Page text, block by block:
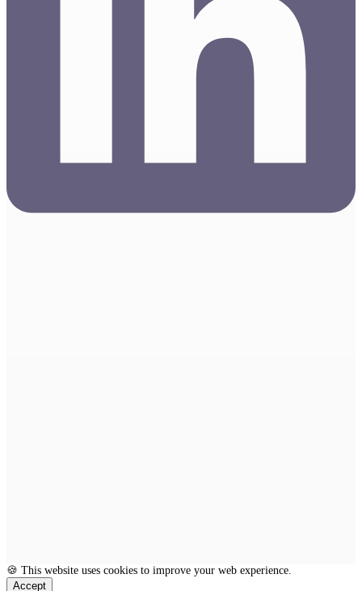
🍪 This website uses cookies to improve your web experience.
Accept